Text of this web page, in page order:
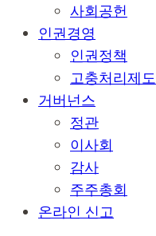
사회공헌
인권경영
인권정책
고충처리제도
거버넌스
정관
이사회
감사
주주총회
온라인 신고